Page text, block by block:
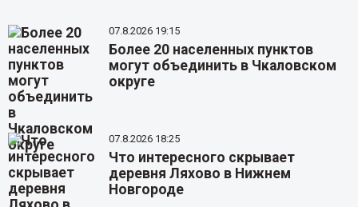
07.8.2026 19:15
Более 20 населенных пунктов
могут объединить в Чкаловском
округе
07.8.2026 18:25
Что интересного скрывает
деревня Ляхово в Нижнем
Новгороде